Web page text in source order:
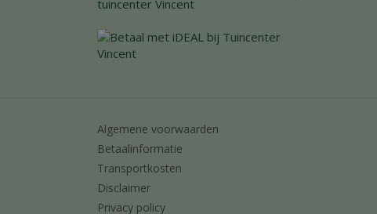
Algemene voorwaarden
Betaalinformatie
Transportkosten
Disclaimer
Privacy policy